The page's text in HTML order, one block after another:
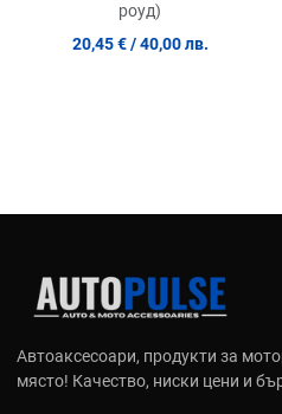
роуд)
20,45 € / 40,00 лв.
Автоаксесоари, продукти за
място! Качество, ниски цени и